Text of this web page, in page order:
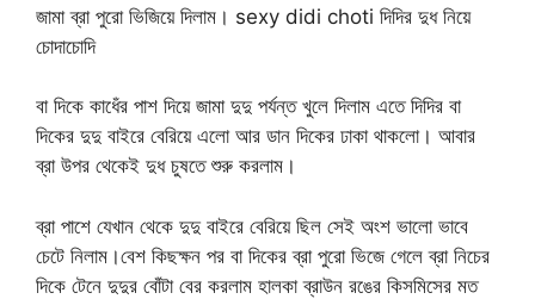
জামা ব্রা পুরো ভিজিয়ে দিলাম। sexy didi choti দিদির দুধ নিয়ে
চোদাচোদি
বা দিকে কাধেঁর পাশ দিয়ে জামা দুদু পর্যন্ত খুলে দিলাম এতে দিদির বা
দিকের দুদু বাইরে বেরিয়ে এলো আর ডান দিকের ঢাকা থাকলো। আবার
ব্রা উপর থেকেই দুধ চুষতে শুরু করলাম।
ব্রা পাশে যেখান থেকে দুদু বাইরে বেরিয়ে ছিল সেই অংশ ভালো ভাবে
চেটে নিলাম।বেশ কিছক্ষন পর বা দিকের ব্রা পুরো ভিজে গেলে ব্রা নিচের
দিকে টেনে দুদুর বোঁটা বের করলাম হালকা ব্রাউন রঙের কিসমিসের মত